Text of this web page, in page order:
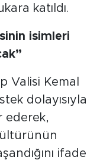
katıldı.
isimleri
Valisi Kemal
dolayısıyla
ederek,
ifade